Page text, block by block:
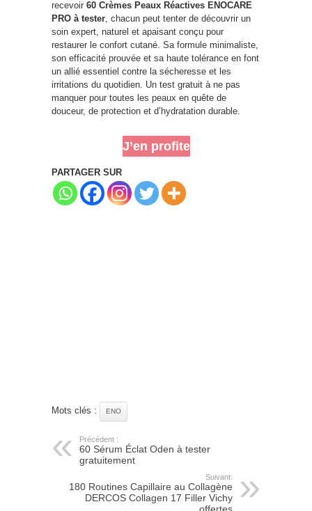
recevoir 60 Crèmes Peaux Réactives ENOCARE
PRO à tester , chacun peut tenter de découvrir un
soin expert, naturel et apaisant conçu pour
restaurer le confort cutané. Sa formule minimaliste,
son efficacité prouvée et sa haute tolérance en font
un allié essentiel contre la sécheresse et les
irritations du quotidien. Un test gratuit à ne pas
manquer pour toutes les peaux en quête de
douceur, de protection et d’hydratation durable.
J’en profite
PARTAGER SUR
Mots clés : ENO
Précédent :
60 Sérum Éclat Oden à tester
gratuitement
Suivant:
180 Routines Capillaire au Collagène
DERCOS Collagen 17 Filler Vichy
offertes